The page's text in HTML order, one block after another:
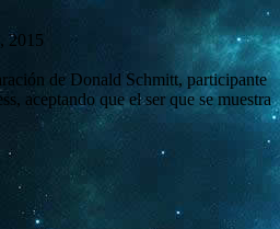
2015
de Donald Schmitt, participante
aceptando que el ser que se muestra